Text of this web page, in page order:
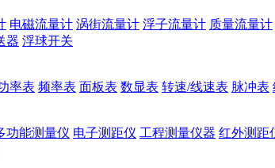
电磁流量计 涡街流量计 浮子流量计 质量流量计
器 浮球开关
率表 频率表 面板表 数显表 转速/线速表 脉冲表
功能测量仪 电子测距仪 工程测量仪器 红外测距